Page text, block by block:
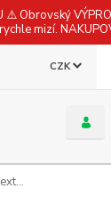
⚠️ Obrovský
mizí.
CZK